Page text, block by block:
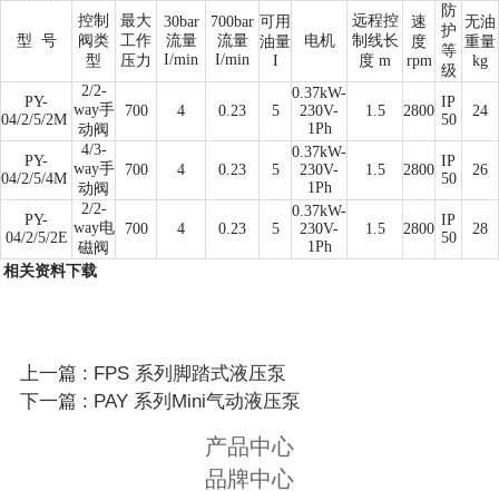
型 号
控制
阀类
型
最大
工作
压力
30bar
流量
I/min
700bar
流量
I/min
可用
油量
I
电机
远程控
制线长
度 m
速
度
rpm
防
护
等
级
无油
重量
kg
PY-
04/2/5/2M
2/2-
way手
动阀
700 4 0.23 5
0.37kW-
230V-
1Ph
1.5 2800
IP
50
24
PY-
04/2/5/4M
4/3-
way手
动阀
700 4 0.23 5
0.37kW-
230V-
1Ph
1.5 2800
IP
50
26
PY-
04/2/5/2E
2/2-
way电
磁阀
700 4 0.23 5
0.37kW-
230V-
1Ph
1.5 2800
IP
50
28
相关资料下载
上一篇 : FPS 系列脚踏式液压泵
下一篇 : PAY 系列Mini气动液压泵
产品中心
品牌中心